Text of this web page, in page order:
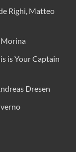
Righi, Matteo
Morina
is Your Captain
Dresen